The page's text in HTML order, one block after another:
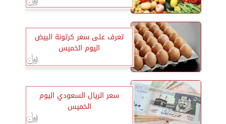
تعرف على سعر كرتونة البيض
اليوم الخميس
سعر الريال السعودي اليوم
الخميس